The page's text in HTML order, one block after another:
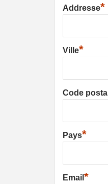
Addresse*
Ville*
Code postal
Pays*
Email *